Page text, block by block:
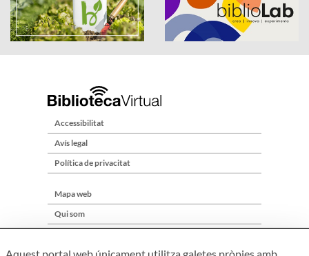
Accessibilitat
Avís legal
Política de privacitat
Mapa web
Qui som